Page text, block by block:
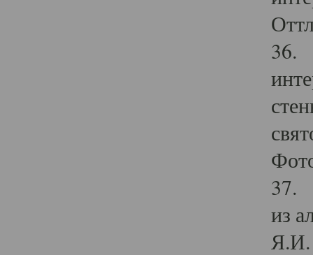
36.
37.
из
Я.И.